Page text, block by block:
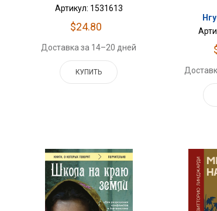
Артикул: 1531613
$24.80
Доставка за 14–20 дней
КУПИТЬ